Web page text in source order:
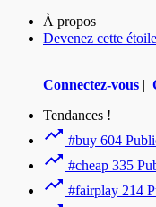
À propos
Devenez cette
Connectez-vous |
Tendances !
#buy 604
#cheap 335
#fairplay 214